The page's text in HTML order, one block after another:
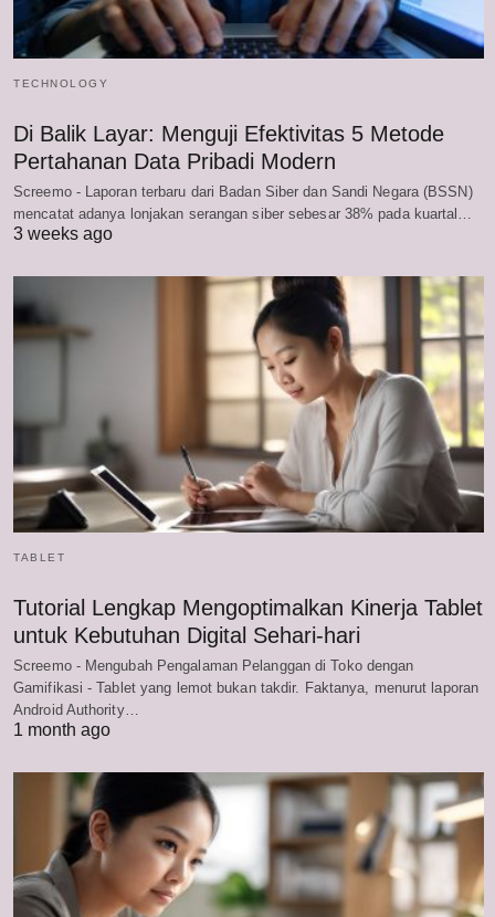
TECHNOLOGY
Di Balik Layar: Menguji Efektivitas 5 Metode
Pertahanan Data Pribadi Modern
Screemo - Laporan terbaru dari Badan Siber dan Sandi Negara (BSSN)
mencatat adanya lonjakan serangan siber sebesar 38% pada kuartal…
3 weeks ago
TABLET
Tutorial Lengkap Mengoptimalkan Kinerja Tablet
untuk Kebutuhan Digital Sehari-hari
Screemo - Mengubah Pengalaman Pelanggan di Toko dengan
Gamifikasi - Tablet yang lemot bukan takdir. Faktanya, menurut laporan
Android Authority…
1 month ago